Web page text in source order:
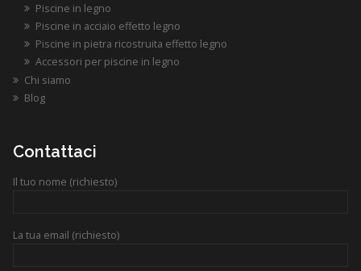
Piscine in legno
Piscine in acciaio effetto legno
Piscine in pietra ricostruita effetto legno
Accessori per piscine in legno
Chi siamo
Blog
Contattaci
Il tuo nome (richiesto)
La tua email (richiesto)